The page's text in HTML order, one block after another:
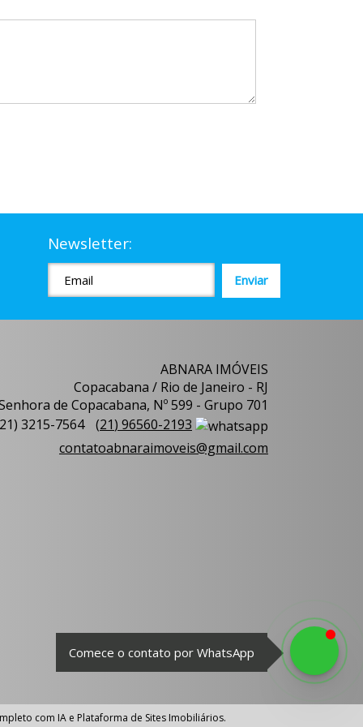
Newsletter:
ABNARA IMÓVEIS
Copacabana / Rio de Janeiro - RJ
de Copacabana, Nº 599 - Grupo 701
21) 3215-7564 (21) 96560-2193
contatoabnaraimoveis@gmail.com
Comece o contato por WhatsApp
com IAe Plataforma de Sites Imobiliários.